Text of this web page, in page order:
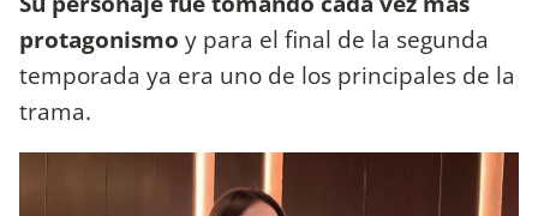
protagonismo y para el final de la segunda
temporada ya era uno de los principales de la
trama.